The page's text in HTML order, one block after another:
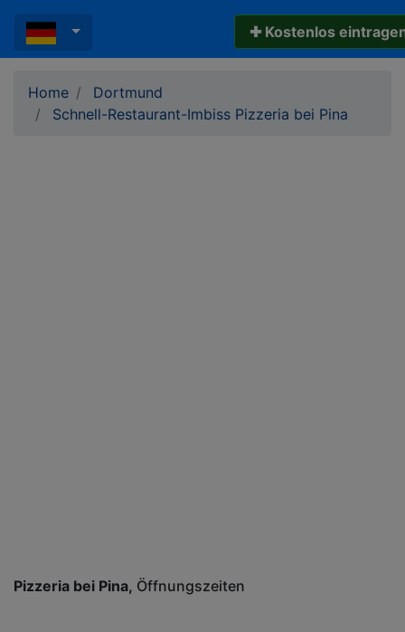
✚ Kostenlos
Home
Dortmund
Schnell-Restaurant-Imbiss Pizzeria bei Pina
Pizzeria bei Pina Öffnungszeiten